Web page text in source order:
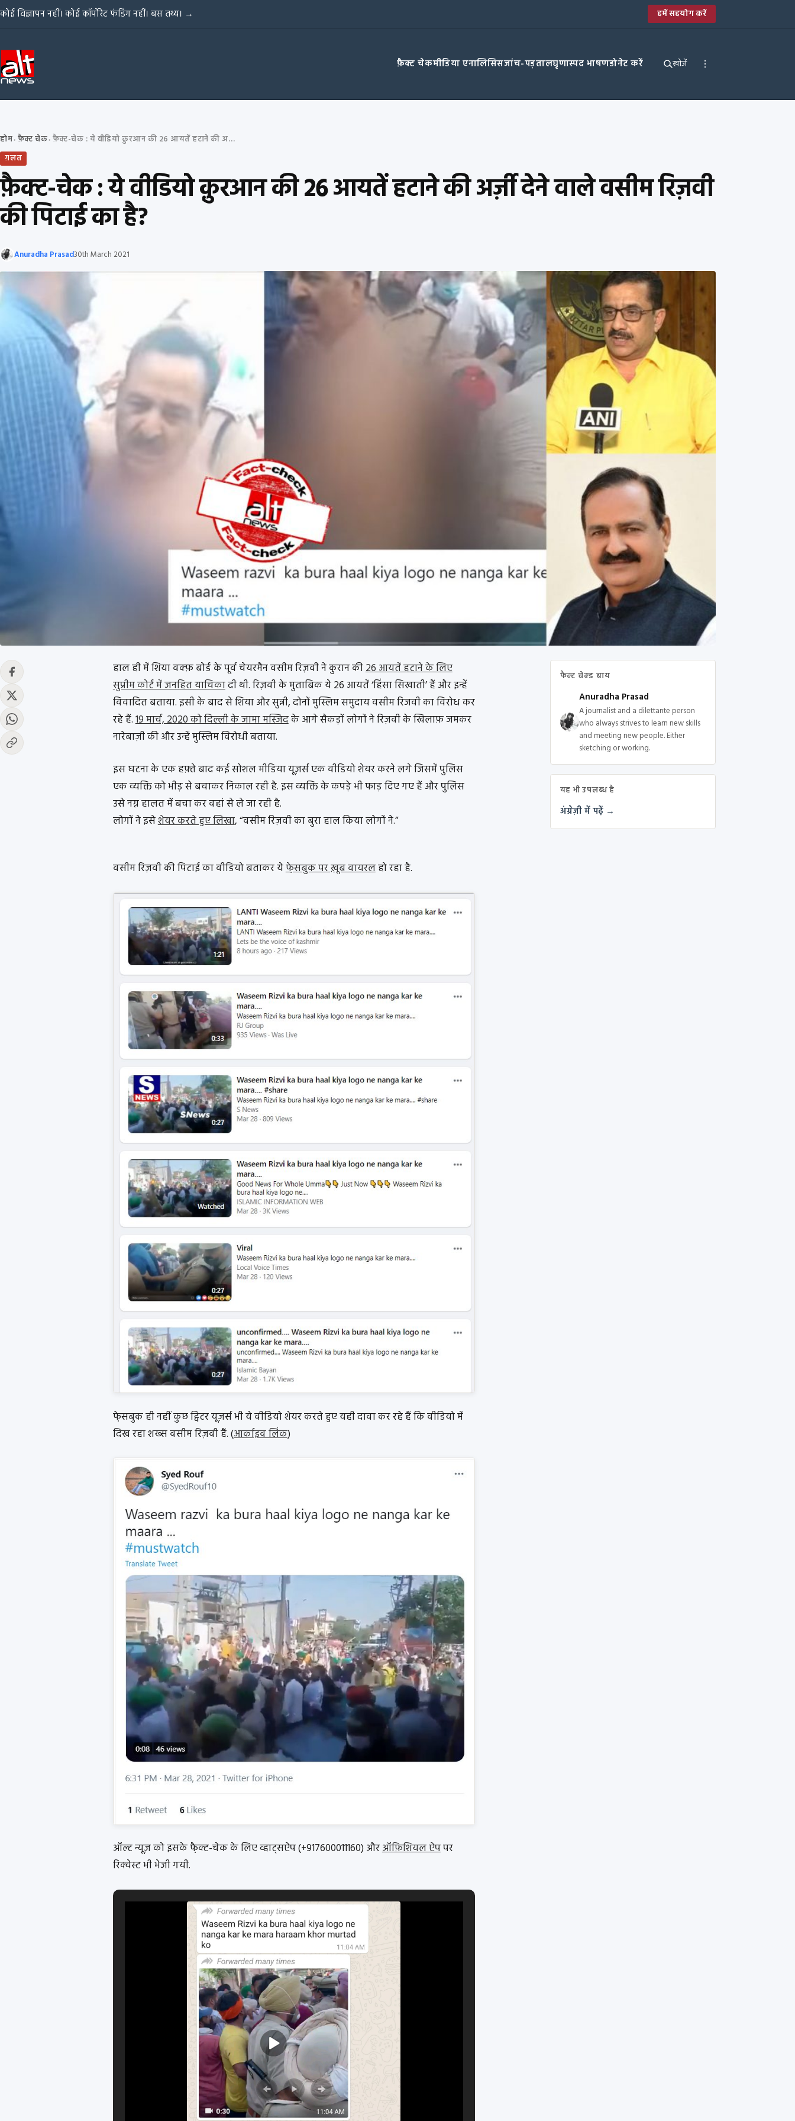
Skip to content
कोई विज्ञापन नहीं। कोई कॉर्पोरेट फंडिंग नहीं। बस तथ्य। → हमें सहयोग करें
फ़ैक्ट चेकमीडिया एनालिसिसजांच-पड़तालघृणास्पद भाषणडोनेट करें खोजें
होम› फ़ैक्ट चेक›
फ़ैक्ट-चेक : ये वीडियो क़ुरआन की 26 आयतें हटाने की अर्ज़ी देने वाले वसीम रिज़वी की पिटाई का है?
ग़लत
फ़ैक्ट-चेक : ये वीडियो क़ुरआन की 26 आयतें हटाने की अर्ज़ी देने वाले वसीम रिज़वी
की पिटाई का है?
Anuradha Prasad30th March 2021
हाल ही में शिया वक्फ़ बोर्ड के पूर्व चेयरमैन वसीम रिज़वी ने कुरान की26 आयतें हटाने के लिए
सुप्रीम कोर्ट में जनहित याचिकादी थी. रिज़वी के मुताबिक ये 26 आयतें ‘हिंसा सिखाती’ हैं और इन्हें
विवादित बताया. इसी के बाद से शिया और सुन्नी, दोनों मुस्लिम समुदाय वसीम रिजवी का विरोध कर
रहे हैं.19 मार्च, 2020 को दिल्ली के जामा मस्जिदके आगे सैकड़ों लोगों ने रिज़वी के खिलाफ़ जमकर
नारेबाज़ी की और उन्हें मुस्लिम विरोधी बताया.
इस घटना के एक हफ़्ते बाद कई सोशल मीडिया यूज़र्स एक वीडियो शेयर करने लगे जिसमें पुलिस
एक व्यक्ति को भीड़ से बचाकर निकाल रही है. इस व्यक्ति के कपड़े भी फाड़ दिए गए हैं और पुलिस
उसे नग्न हालत में बचा कर वहां से ले जा रही है.
लोगों ने इसेशेयर करते हुए लिखा, “वसीम रिज़वी का बुरा हाल किया लोगों ने.”
वसीम रिज़वी की पिटाई का वीडियो बताकर येफे़सबुक पर ख़ूब वायरलहो रहा है.
फे़सबुक ही नहीं कुछ ट्विटर यूज़र्स भी ये वीडियो शेयर करते हुए यही दावा कर रहे हैं कि वीडियो में
दिख रहा शख्स वसीम रिज़वी हैं. (आर्काइव लिंक)
ऑल्ट न्यूज़ को इसके फै़क्ट-चेक के लिए व्हाट्सऐप (+917600011160) औरऑफ़िशियल ऐपपर
रिक्वेस्ट भी भेजी गयी.
फैक्ट चेक्ड बाय
Anuradha Prasad
A journalist and a dilettante person
who always strives to learn new skills
and meeting new people. Either
sketching or working.
यह भी उपलब्ध है
अंग्रेज़ी में पढ़ें →